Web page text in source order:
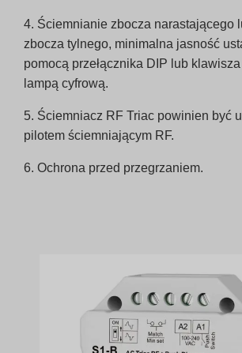
4. Ściemnianie zbocza narastającego
zbocza tylnego, minimalna jasność
pomocą przełącznika DIP lub
lampą cyfrową.
5. Ściemniacz RF Triac powinien być
pilotem ściemniającym RF.
6. Ochrona przed przegrzaniem.